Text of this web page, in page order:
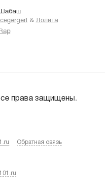
Шабаш
Icegergert & Лолита
Rap
права защищены.
Обратная связь